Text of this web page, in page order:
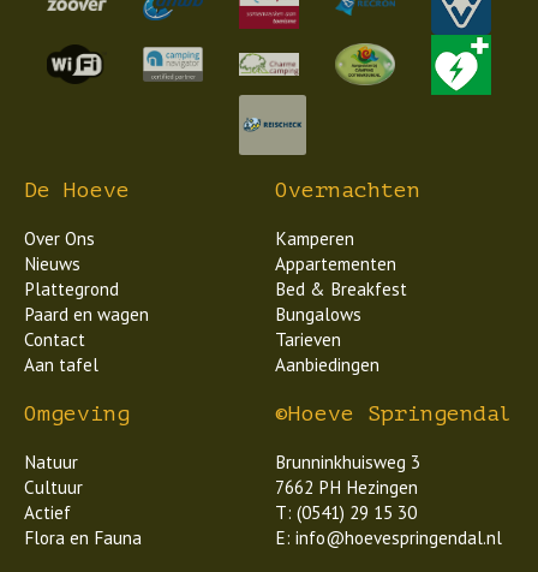
©Hoeve Springendal
Brunninkhuisweg 3
7662 PH Hezingen
T: (0541) 29 15 30
E: info@hoevespringendal.nl
De Hoeve
Over Ons
Nieuws
Plattegrond
Paard en wagen
Contact
Aan tafel
Overnachten
Kamperen
Appartementen
Bed & Breakfest
Bungalows
Tarieven
Aanbiedingen
Omgeving
Natuur
Cultuur
Actief
Flora en Fauna